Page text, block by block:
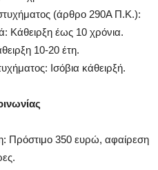
(άρθρο 290Α Π.Κ.):
Κάθειρξη έως 10 χρόνια.
10-20 έτη.
Ισόβια κάθειρξή.
Πρόστιμο 350 ευρώ, αφαίρεση